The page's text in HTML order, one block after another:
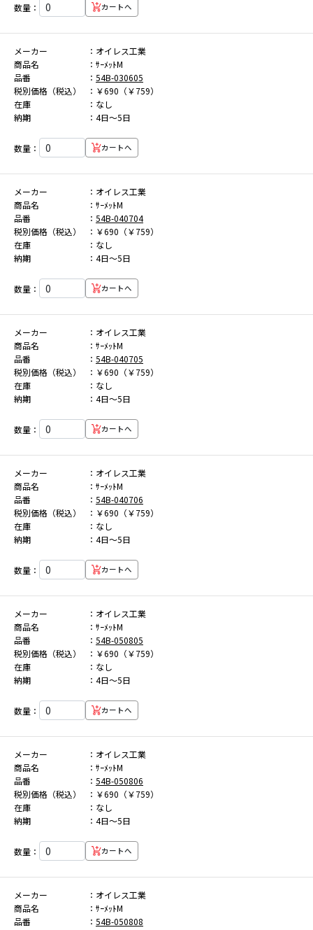
数量： カートへ
メーカー
オイレス工業
商品名
ｻｰﾒｯﾄM
品番
54B-030605
税別価格（税込）
￥690（￥759）
在庫
なし
納期
4日～5日
数量： カートへ
メーカー
オイレス工業
商品名
ｻｰﾒｯﾄM
品番
54B-040704
税別価格（税込）
￥690（￥759）
在庫
なし
納期
4日～5日
数量： カートへ
メーカー
オイレス工業
商品名
ｻｰﾒｯﾄM
品番
54B-040705
税別価格（税込）
￥690（￥759）
在庫
なし
納期
4日～5日
数量： カートへ
メーカー
オイレス工業
商品名
ｻｰﾒｯﾄM
品番
54B-040706
税別価格（税込）
￥690（￥759）
在庫
なし
納期
4日～5日
数量： カートへ
メーカー
オイレス工業
商品名
ｻｰﾒｯﾄM
品番
54B-050805
税別価格（税込）
￥690（￥759）
在庫
なし
納期
4日～5日
数量： カートへ
メーカー
オイレス工業
商品名
ｻｰﾒｯﾄM
品番
54B-050806
税別価格（税込）
￥690（￥759）
在庫
なし
納期
4日～5日
数量： カートへ
メーカー
オイレス工業
商品名
ｻｰﾒｯﾄM
品番
54B-050808